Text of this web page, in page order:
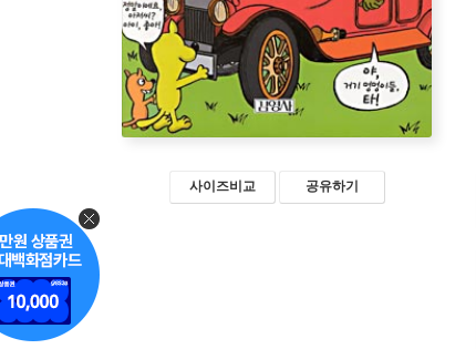
사이즈비교 공유하기